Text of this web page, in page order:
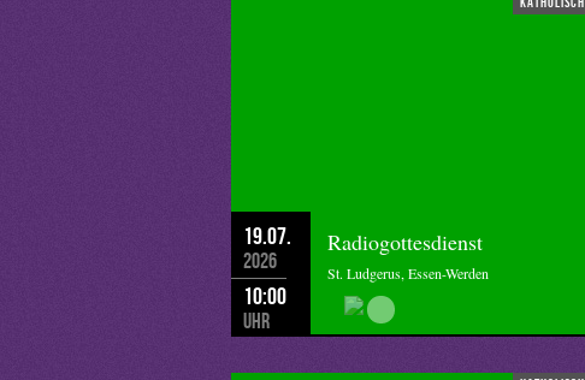
19.07.
2026
10:00
Uhr
Radiogottesdienst
St. Ludgerus, Essen-Werden